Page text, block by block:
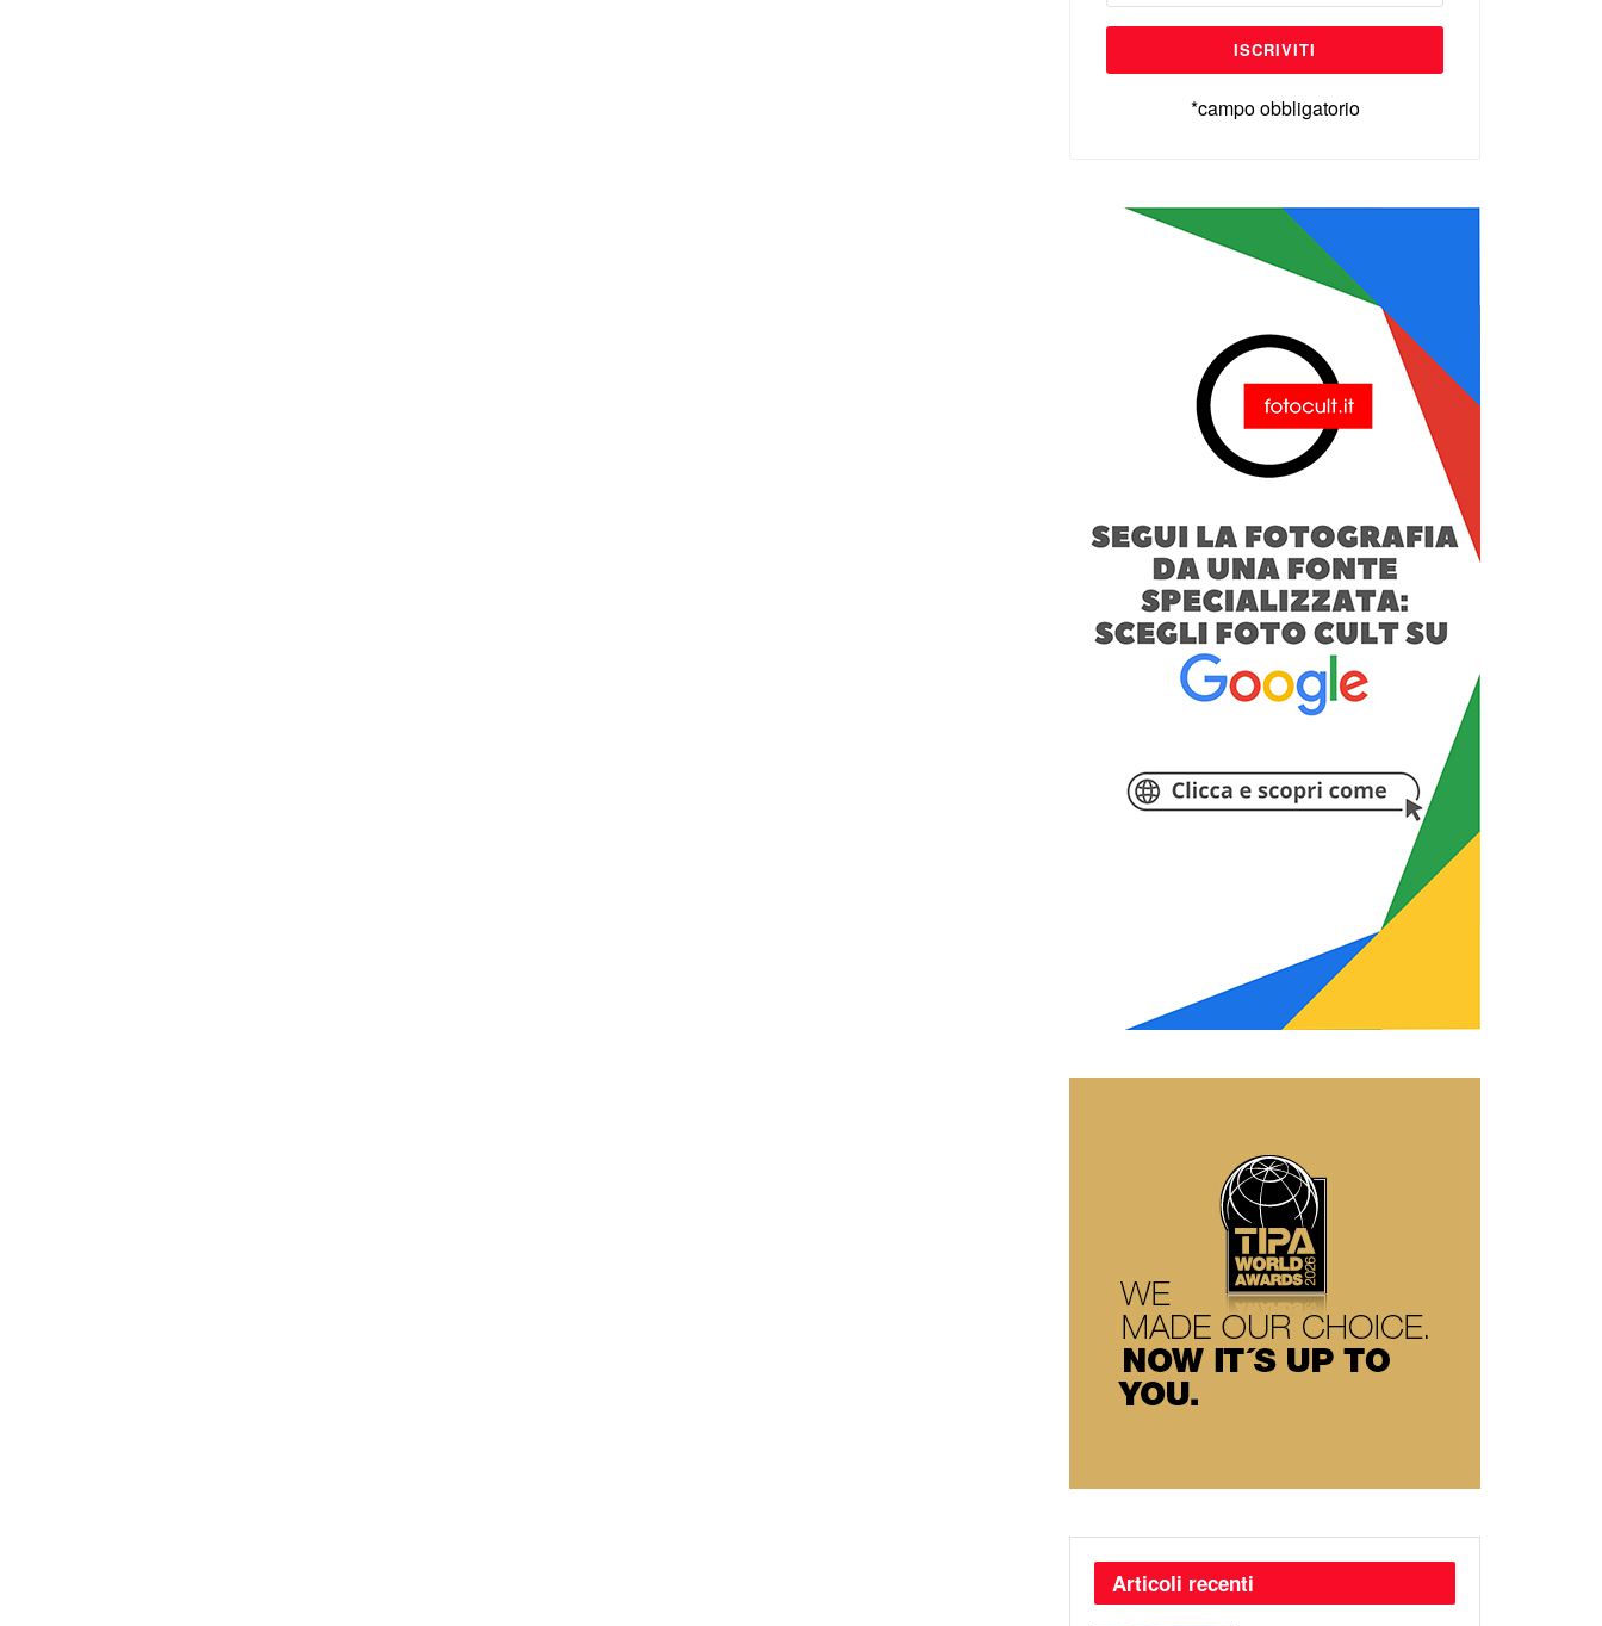
*campo obbligatorio
Articoli recenti